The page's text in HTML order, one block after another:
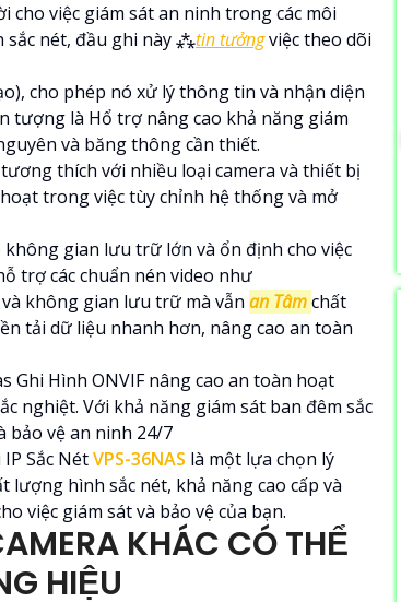
cho việc giám sát an ninh trong các môi
sắc nét, đầu ghi này ⁂tin tưởngviệc theo dõi
cho phép nó xử lý thông tin và nhận diện
tượng là Hổ trợ nâng cao khả năng giám
và băng thông cần thiết.
thích với nhiều loại camera và thiết bị
trong việc tùy chỉnh hệ thống và mở
không gian lưu trữ lớn và ổn định cho việc
trợ các chuẩn nén video như
không gian lưu trữ mà vẫn an Tâmchất
tải dữ liệu nhanh hơn, nâng cao an toàn
Ghi Hình ONVIF nâng cao an toàn hoạt
nghiệt. Với khả năng giám sát ban đêm sắc
bảo vệ an ninh 24/7
Sắc NétVPS-36NAS là một lựa chọn lý
lượng hình sắc nét, khả năng cao cấp và
việc giám sát và bảo vệ của bạn.
KHÁC CÓ THỂ
HIỆU